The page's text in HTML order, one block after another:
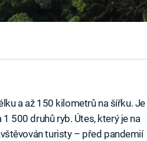
a až 150 kilometrů na šířku. Je
500 druhů ryb. Útes, který je na
turisty – před pandemií